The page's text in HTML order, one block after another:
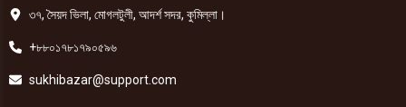
৩৭, সৈয়দ ভিলা, মোগলটুলী, আদর্শ সদর, কুমিল্লা।
+৮৮০১৭৮১৭৯০৫৯৬
sukhibazar@support.com